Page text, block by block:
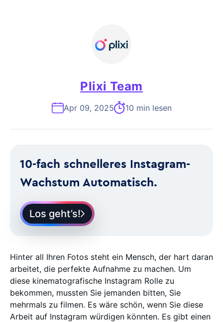
Plixi Team
Apr 09, 2025 10 min lesen
10-fach schnelleres Instagram-
Wachstum Automatisch.
Los geht’s!
Hinter all Ihren Fotos steht ein Mensch, der hart daran
arbeitet, die perfekte Aufnahme zu machen. Um
diese kinematografische Instagram Rolle zu
bekommen, mussten Sie jemanden bitten, Sie
mehrmals zu filmen. Es wäre schön, wenn Sie diese
Arbeit auf Instagram würdigen könnten. Es gibt einen